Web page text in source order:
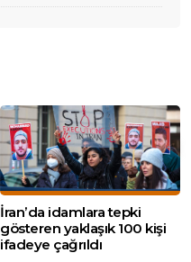
İran’da idamlara tepki
gösteren yaklaşık 100 kişi
ifadeye çağrıldı